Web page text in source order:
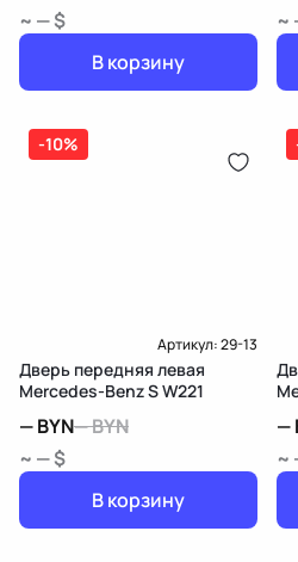
~ — $
В корзину
~
-10%
Артикул:29-13
Дверь передняя левая
Mercedes-Benz S W221
—BYN—BYN
~ — $
В корзину
—
~